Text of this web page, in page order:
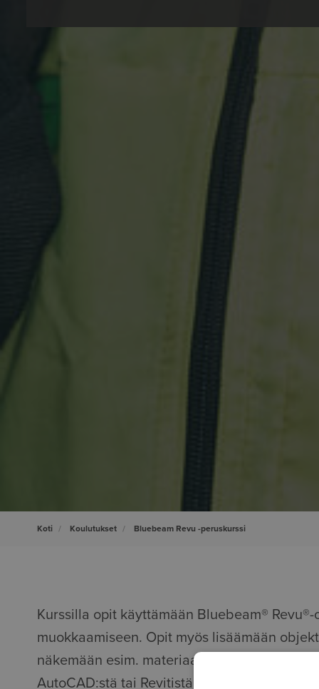
Koti Koulutukset Bluebeam Revu -peruskurssi
Kurssilla opit käyttämään Bluebeam®
muokkaamiseen. Opit myös lisäämään
näkemään esim. materiaalit ja pinnat PDF-
AutoCAD:stä tai Revitistä.